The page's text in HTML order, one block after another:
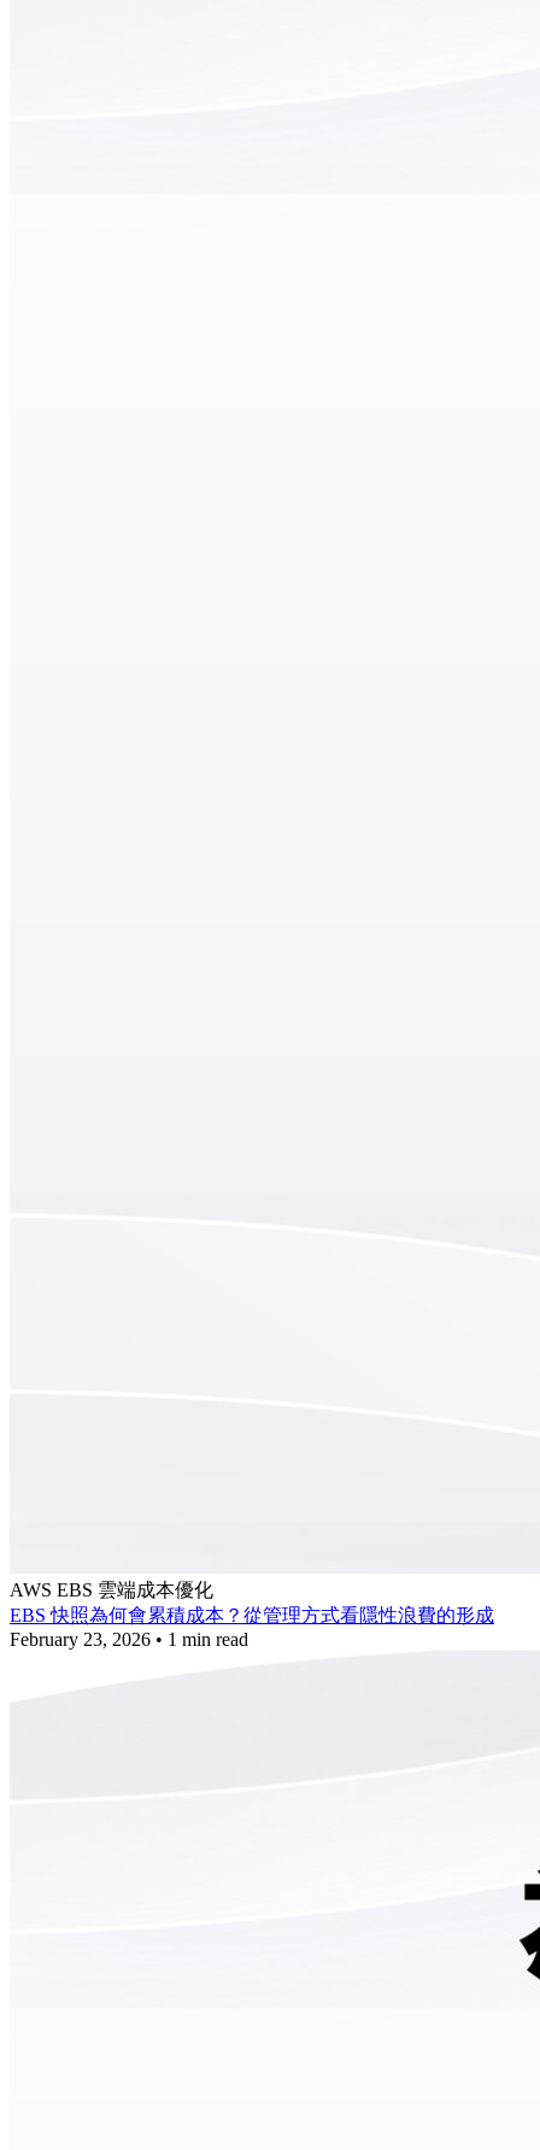
AWS EBS 雲端成本優化
EBS 快照為何會累積成本？從管理方式看隱性浪費的形成
February 23, 2026 • 1 min read